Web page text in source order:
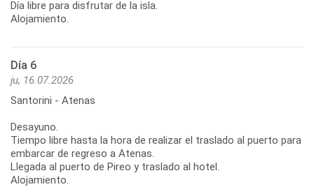
Día libre para disfrutar de la isla.
Alojamiento.
Día 6
ju, 16.07.2026
Santorini - Atenas
Desayuno.
Tiempo libre hasta la hora de realizar el traslado al puerto para
embarcar de regreso a Atenas.
Llegada al puerto de Pireo y traslado al hotel.
Alojamiento.